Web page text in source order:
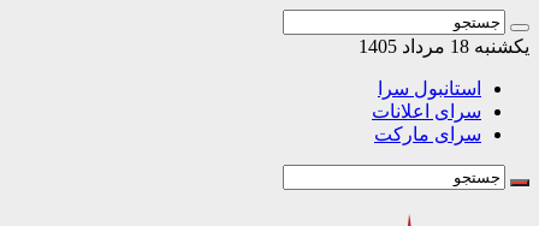
1405
استانبول سرا
سرای اعلانات
سرای مارکت